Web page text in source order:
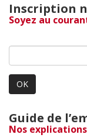
Inscription
Soyez au
OK
Guide de
Nos explications